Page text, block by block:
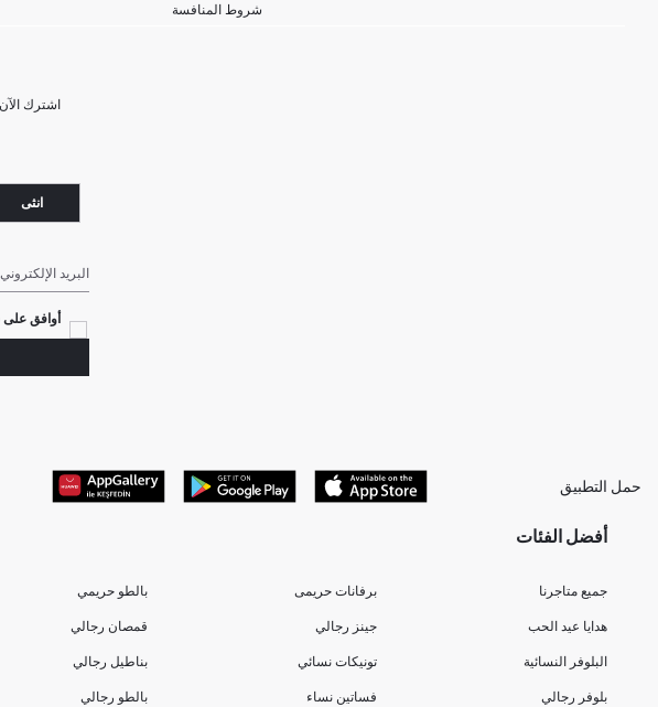
شروط المنافسة
اشترك
انثى
البريد الإلكتروني
أوافق
حمل التطبيق
أفضل الفئات
جميع متاجرنا
هدايا عيد الحب
البلوفر النسائية
بلوفر رجالي
برفانات حريمى
جينز رجالي
تونيكات نسائي
فساتين نساء
بالطو حريمي
قمصان رجالي
بناطيل رجالي
بالطو رجالي